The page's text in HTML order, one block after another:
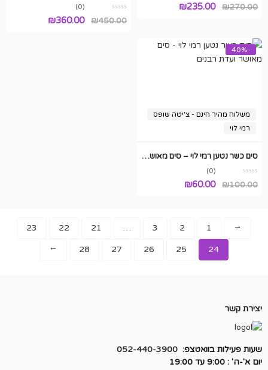
₪270.00
המחיר
₪270.00.
₪235.00
₪235.00.
(0)
₪450.00
המחיר ₪360.00
-40%
משלוח מהיר חינם - צ'יטה שופס
רמי לוי
סים כשר נטען רמי לוי – סים מאושר ועדת רבנים
(0)
₪100.00
המחיר
₪100.00.
₪60.00
₪60.00.
←
1
2
3
…
21
22
23
24
25
26
27
28
→
יצירת קשר
שעות פעילות בוואטצפ: 052-440-3900
יום א'-ה' : 9:00 עד 19:00